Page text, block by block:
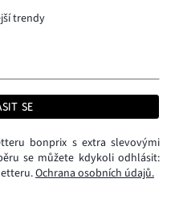
trendy
SE
bonprix s extra slevovými
se můžete kdykoli odhlásit:
Ochrana osobních údajů.